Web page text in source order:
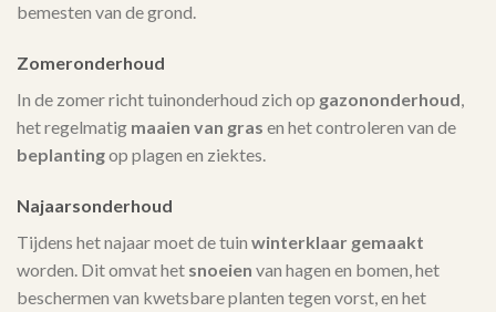
bemesten van de grond.
Zomeronderhoud
In de zomer richt tuinonderhoud zich op gazononderhoud,
het regelmatig maaien van gras en het controleren van de
beplantingop plagen en ziektes.
Najaarsonderhoud
Tijdens het najaar moet de tuin winterklaar gemaakt
worden. Dit omvat het snoeien van hagen en bomen, het
beschermen van kwetsbare planten tegen vorst, en het